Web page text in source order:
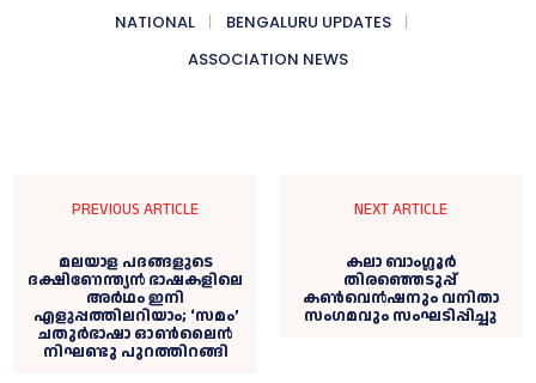
NATIONAL
BENGALURU UPDATES
ASSOCIATION NEWS
PREVIOUS ARTICLE
മലയാള പദങ്ങളുടെ
ദക്ഷിണേന്ത്യൻ ഭാഷകളിലെ
അർഥം ഇനി
എളുപ്പത്തിലറിയാം; ‘സമം’
ചതുർഭാഷാ ഓൺലൈൻ
നിഘണ്ടു പുറത്തിറങ്ങി
NEXT ARTICLE
കലാ ബാംഗ്ലൂര്‍
തിരഞ്ഞെടുപ്പ്
കണ്‍വെന്‍ഷനും വനിതാ
സംഗമവും സംഘടിപ്പിച്ചു